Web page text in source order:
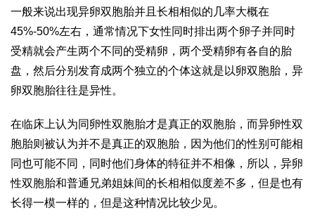
一般来说出现异卵双胞胎并且长相相似的几率大概在
45%-50%左右，通常情况下女性同时排出两个卵子并同时
受精就会产生两个不同的受精卵，两个受精卵有各自的胎
盘，然后分别发育成两个独立的个体这就是以卵双胞胎，异
卵双胞胎往往是异性。
在临床上认为同卵性双胞胎才是真正的双胞胎，而异卵性双
胞胎则被认为并不是真正的双胞胎，因为他们的性别可能相
同也可能不同，同时他们身体的特征并不相像，所以，异卵
性双胞胎和普通兄弟姐妹间的长相相似度差不多，但是也有
长得一模一样的，但是这种情况比较少见。